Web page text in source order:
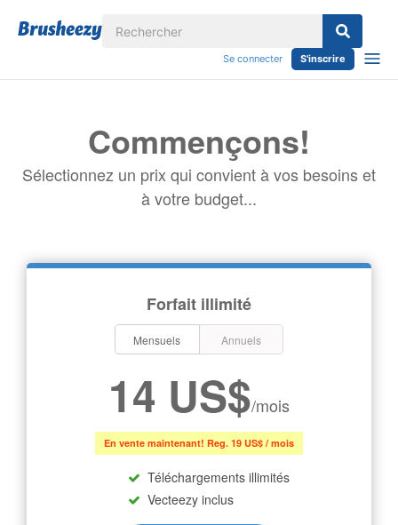
Se connecter S'inscrire
Commençons!
Sélectionnez un prix qui convient à vos besoins et
à votre budget...
Forfait illimité
Mensuels Annuels
14 US$/mois
En vente maintenant! Reg. 19 US$ / mois
Téléchargements illimités
Vecteezy inclus